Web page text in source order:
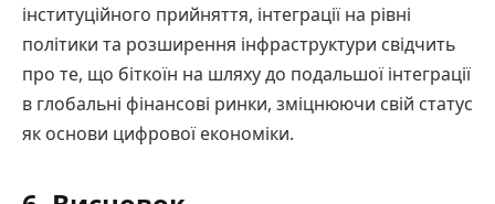
інституційного прийняття, інтеграції на рівні
політики та розширення інфраструктури свідчить
про те, що біткоїн на шляху до подальшої інтеграції
в глобальні фінансові ринки, зміцнюючи свій статус
як основи цифрової економіки.